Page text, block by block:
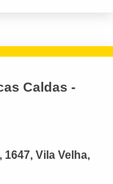
Caldas -
Vila Velha,